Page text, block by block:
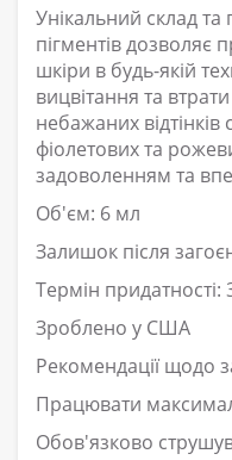
Унікальний склад
пігментів
шкіри в будь-якій
вицвітання та
небажаних
фіолетових та
задоволенням та
Об'єм: 6 мл
Залишок після
Термін придатності:
Зроблено у США
Рекомендації щодо
Працювати
Обов'язково